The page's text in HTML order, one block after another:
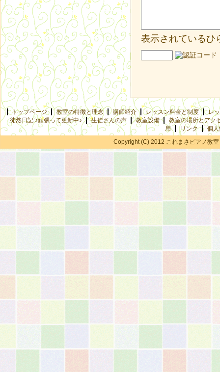
表示されているひ
トップページ 教室の特徴と理念 講師紹介 レッスン料金と制度
レ
徒然日記 ♪頑張って更新中♪
生徒さんの声 教室設備
教室の場所とアク
用
リンク
個
Copyright (C) 2012 これまさピアノ教